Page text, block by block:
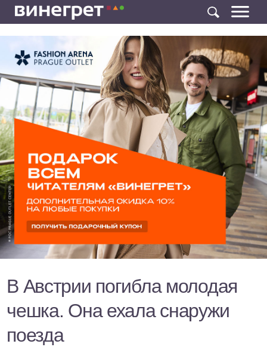
В Австрии погибла молодая
чешка. Она ехала снаружи
поезда